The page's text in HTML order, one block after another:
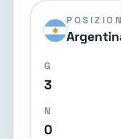
G
3
N
0